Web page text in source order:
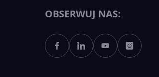
OBSERWUJ NAS: